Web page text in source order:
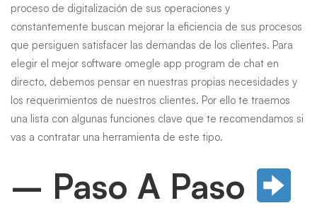
proceso de digitalización de sus operaciones y
constantemente buscan mejorar la eficiencia de sus procesos
que persiguen satisfacer las demandas de los clientes. Para
elegir el mejor software omegle app program de chat en
directo, debemos pensar en nuestras propias necesidades y
los requerimientos de nuestros clientes. Por ello te traemos
una lista con algunas funciones clave que te recomendamos si
vas a contratar una herramienta de este tipo.
– Paso A Paso